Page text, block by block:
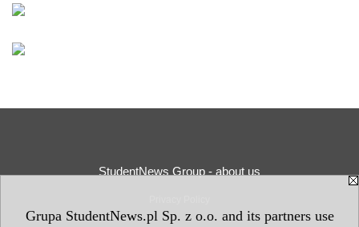
Grupa StudentNews.pl Sp. z o.o. and its partners use
StudentNews Group - about us